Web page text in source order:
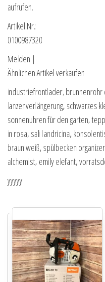
aufrufen.
Artikel Nr.:
0100987320
Melden |
Ähnlichen Artikel verkaufen
industriefrontlader,
lanzenverlängerung, schwarzes
sonnenuhren für den garten,
in rosa, sali landricina,
braun weiß, spülbecken
alchemist, emily elefant,
yyyyy